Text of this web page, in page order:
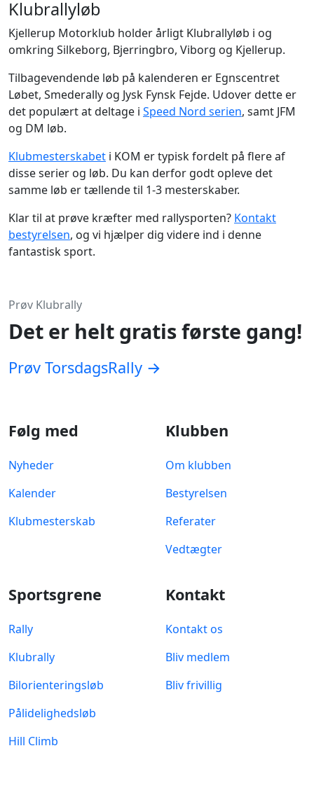
Klubrallyløb
Kjellerup Motorklub holder årligt Klubrallyløb i og
omkring Silkeborg, Bjerringbro, Viborg og Kjellerup.
Tilbagevendende løb på kalenderen er Egnscentret
Løbet, Smederally og Jysk Fynsk Fejde. Udover dette er
det populært at deltage i Speed Nord serien, samt JFM
og DM løb.
Klubmesterskabet i KOM er typisk fordelt på flere af
disse serier og løb. Du kan derfor godt opleve det
samme løb er tællende til 1-3 mesterskaber.
Klar til at prøve kræfter med rallysporten? Kontakt
bestyrelsen, og vi hjælper dig videre ind i denne
fantastisk sport.
Prøv Klubrally
Det er helt gratis første gang!
Prøv TorsdagsRally →
Følg med
Nyheder
Kalender
Klubmesterskab
Klubben
Om klubben
Bestyrelsen
Referater
Vedtægter
Sportsgrene
Rally
Klubrally
Bilorienteringsløb
Pålidelighedsløb
Hill Climb
Kontakt
Kontakt os
Bliv medlem
Bliv frivillig